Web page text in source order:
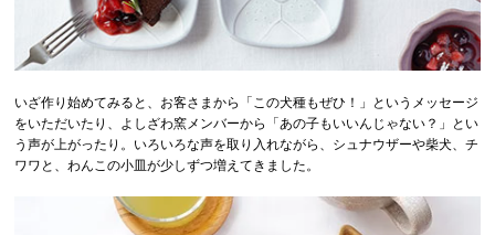
いざ作り始めてみると、お客さまから「この犬種もぜひ！」というメッセージ
をいただいたり、よしざわ窯メンバーから「あの子もいいんじゃない？」とい
う声が上がったり。いろいろな声を取り入れながら、シュナウザーや柴犬、チ
ワワと、わんこの小皿が少しずつ増えてきました。